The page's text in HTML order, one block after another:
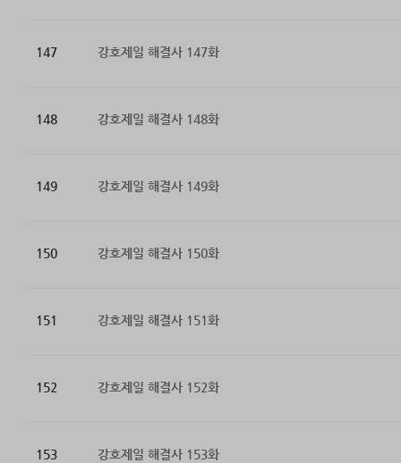
147 강호제일 해결사 147화
148 강호제일 해결사 148화
149 강호제일 해결사 149화
150 강호제일 해결사 150화
151 강호제일 해결사 151화
152 강호제일 해결사 152화
153 강호제일 해결사 153화